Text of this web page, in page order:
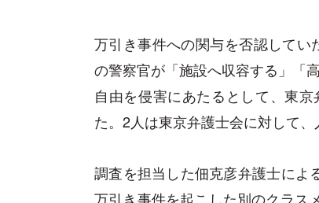
万引き事件への関与を否認して
の警察官が「施設へ収容する」「
自由を侵害にあたるとして、東
た。2人は東京弁護士会に対して、
調査を担当した佃克彦弁護士によ
万引き事件を起こした別のクラス